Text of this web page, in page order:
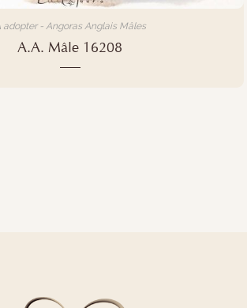
adopter - Angoras Anglais Mâles
A.A. Mâle 16208